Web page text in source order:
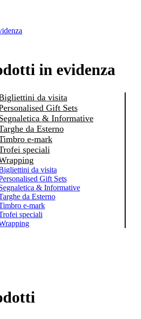
in evidenza
da visita
Gift Sets
& Informative
da Esterno
e-mark
speciali
da visita
Gift Sets
& Informative
da Esterno
e-mark
speciali